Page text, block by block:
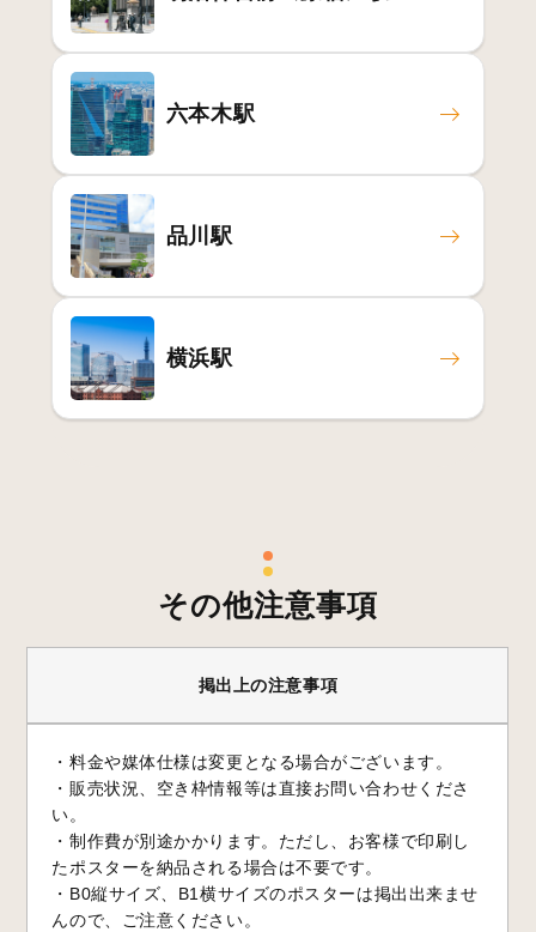
六本木駅
品川駅
横浜駅
その他注意事項
掲出上の注意事項
・料金や媒体仕様は変更となる場合がございます。
・販売状況、空き枠情報等は直接お問い合わせくださ
い。
・制作費が別途かかります。ただし、お客様で印刷し
たポスターを納品される場合は不要です。
・B0縦サイズ、B1横サイズのポスターは掲出出来ませ
んので、ご注意ください。